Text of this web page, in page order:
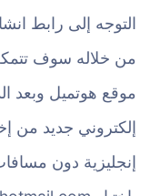
التوجه إلى رابط
من خلاله سوف
موقع هوتميل وبعد
إلكتروني جديد من
إنجليزية دون